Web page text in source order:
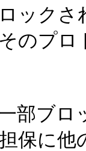
ック
そのプ
ブロ
保に